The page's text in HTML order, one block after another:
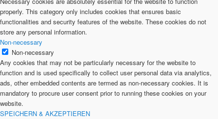
properly. This category only includes cookies that ensures basic
functionalities and security features of the website. These cookies do not
store any personal information.
Non-necessary
Non-necessary
Any cookies that may not be particularly necessary for the website to
function and is used specifically to collect user personal data via analytics,
ads, other embedded contents are termed as non-necessary cookies. It is
mandatory to procure user consent prior to running these cookies on your
website.
SPEICHERN & AKZEPTIEREN